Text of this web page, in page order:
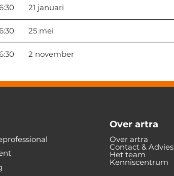
21 januari
25 mei
2 november
Over artra
Over artra
Contact & Advies
Het team
Kenniscentrum